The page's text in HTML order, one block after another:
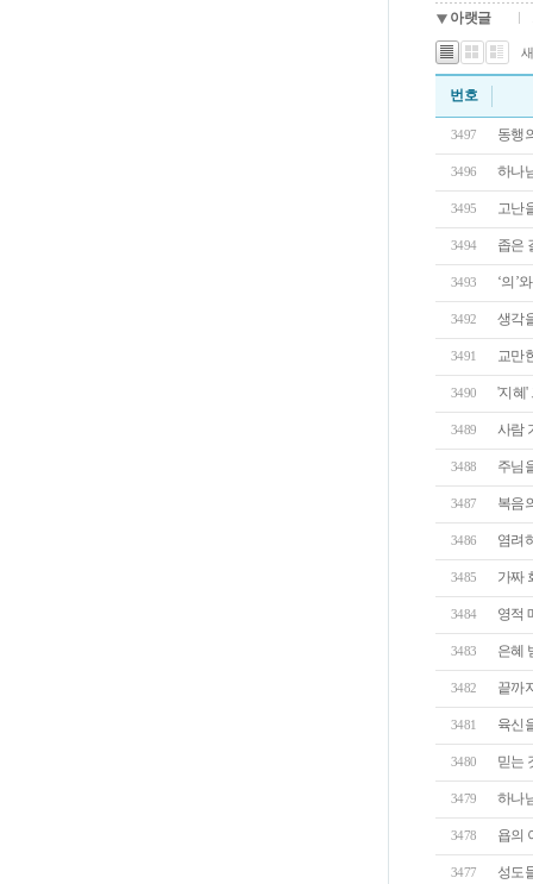
아랫글
번호
3497 동행
3496 하나
3495 고난
3494 좁은
3493 ‘의’
3492 생각
3491 교만
3490 '지혜'
3489 사람
3488 주님
3487 복음
3486 염려
3485 가짜
3484 영적
3483 은혜
3482 끝까
3481 육신
3480 믿는
3479 하나
3478 욥의
3477 성도